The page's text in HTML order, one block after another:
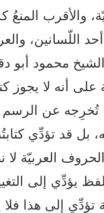
والأقرب
أحد اللّسانين،
محمود أبو
على أنه لا يجوز
تُخرِجه عن الرسم
بل قد تؤدِّي
العربيّة لا
يؤدِّي إلى
تؤدِّي إلى هذا